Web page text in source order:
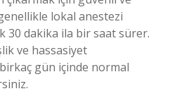
lokal anestezi
30 dakika ila bir saat sürer.
ve hassasiyet
gün içinde normal